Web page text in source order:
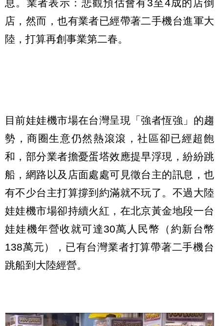
息。業者表示：悲觀預估會有3至4成的店倒
店，然而，也有業者已經帶著二手機台進軍大
陸，打算再創事業第二春。
目前娃娃機市場在台灣呈現「強者恆強」的趨
勢，商圈生意仍然熱滾滾，社區卻已經超飽
和，部分業者擔憂蛋塔效應提早浮現，紛紛跳
船，網路以及店面處處可見徵台主的訊息，也
有不少台主打算撐到約滿就不玩了。不過大陸
娃娃機市場卻持續火紅，在北京黃金地段一台
娃娃機年營收就可達30萬人民幣（約新台幣
138萬元），已有台灣業者打算帶著二手機台
跳船到大陸經營。